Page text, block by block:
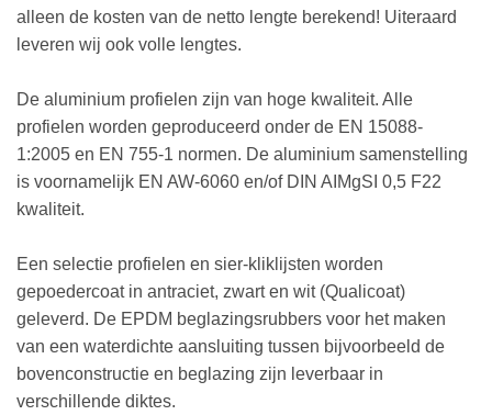
alleen de kosten van de netto lengte berekend! Uiteraard
leveren wij ook volle lengtes.
De aluminium profielen zijn van hoge kwaliteit. Alle
profielen worden geproduceerd onder de EN 15088-
1:2005 en EN 755-1 normen. De aluminium samenstelling
is voornamelijk EN AW-6060 en/of DIN AIMgSI 0,5 F22
kwaliteit.
Een selectie profielen en sier-kliklijsten worden
gepoedercoat in antraciet, zwart en wit (Qualicoat)
geleverd. De EPDM beglazingsrubbers voor het maken
van een waterdichte aansluiting tussen bijvoorbeeld de
bovenconstructie en beglazing zijn leverbaar in
verschillende diktes.